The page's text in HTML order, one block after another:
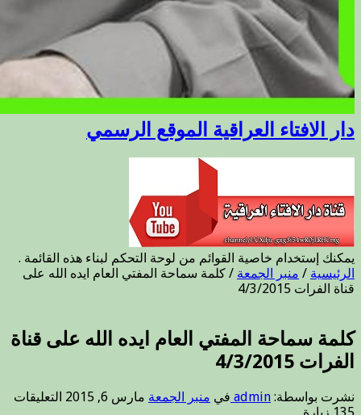
دار الافتاء العراقية الموقع الرسمي
يمكنك إستخدام خاصية القوائم من لوحة التحكم لبناء هذه القائمة .
الرئيسية / منبر الجمعة / كلمة سماحة المفتي العام ايده الله على
قناة الفرات 4/3/2015
كلمة سماحة المفتي العام ايده الله على قناة
الفرات 4/3/2015
نشرت بواسطة: admin في منبر الجمعة مارس 6, 2015 التعليقات